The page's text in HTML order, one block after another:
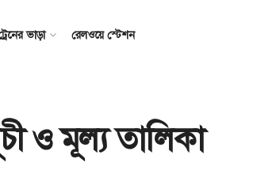
ভাড়া রেলওয়ে স্টেশন
ও মূল্য তালিকা